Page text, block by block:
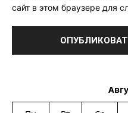
сайт в этом браузере для